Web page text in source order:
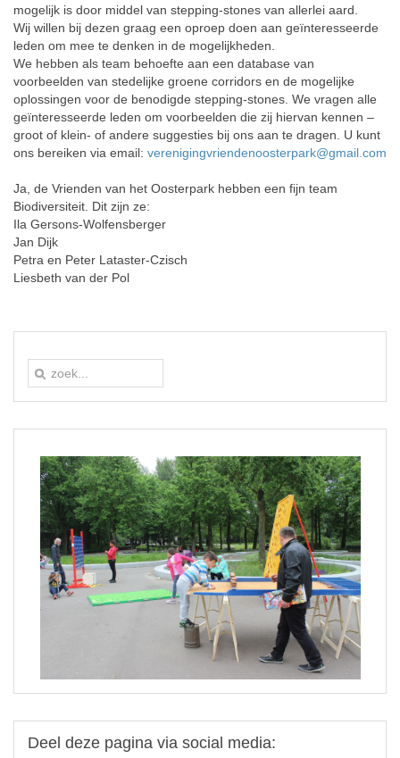
mogelijk is door middel van stepping-stones van allerlei aard.
Wij willen bij dezen graag een oproep doen aan geïnteresseerde
leden om mee te denken in de mogelijkheden.
We hebben als team behoefte aan een database van
voorbeelden van stedelijke groene corridors en de mogelijke
oplossingen voor de benodigde stepping-stones. We vragen alle
geïnteresseerde leden om voorbeelden die zij hiervan kennen –
groot of klein- of andere suggesties bij ons aan te dragen. U kunt
ons bereiken via email: verenigingvriendenoosterpark@gmail.com
Ja, de Vrienden van het Oosterpark hebben een fijn team
Biodiversiteit. Dit zijn ze:
Ila Gersons-Wolfensberger
Jan Dijk
Petra en Peter Lataster-Czisch
Liesbeth van der Pol
Deel deze pagina via social media: